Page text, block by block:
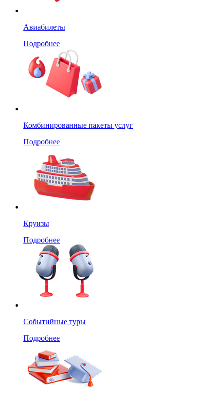
Авиабилеты
Подробнее
Комбинированные пакеты услуг
Подробнее
Круизы
Подробнее
Событийные туры
Подробнее